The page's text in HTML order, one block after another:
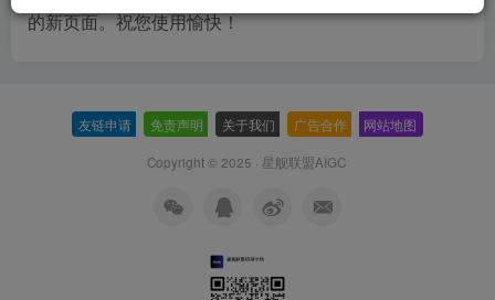
的新页面。祝您使用愉快！
友链申请 免责声明 关于我们 广告合作 网站地图
Copyright © 2025 · 星舰联盟AIGC